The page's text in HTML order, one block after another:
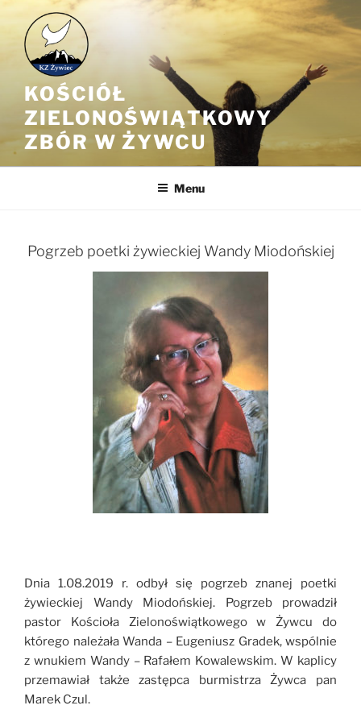
Przejdź
do
treści
KOŚCIÓŁ
ZIELONOŚWIĄTKOWY
ZBÓR W ŻYWCU
Menu
Pogrzeb poetki żywieckiej Wandy Miodońskiej
Dnia 1.08.2019 r. odbył się pogrzeb znanej poetki
żywieckiej Wandy Miodońskiej. Pogrzeb prowadził
pastor Kościoła Zielonoświątkowego w Żywcu do
którego należała Wanda – Eugeniusz Gradek, wspólnie
z wnukiem Wandy – Rafałem Kowalewskim. W kaplicy
przemawiał także zastępca burmistrza Żywca pan
Marek Czul.